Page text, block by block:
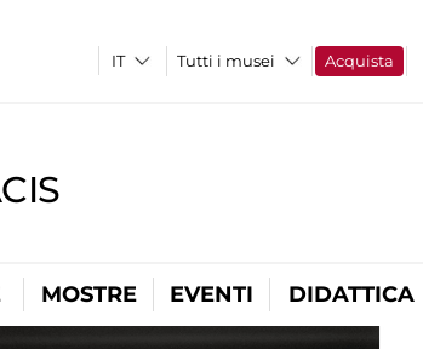
Tutti i musei Acquista
MOSTRE EVENTI DIDATTICA